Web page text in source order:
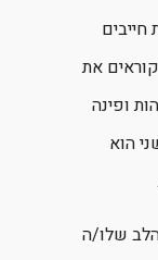
את
ופינה
הוא
שלו/ה